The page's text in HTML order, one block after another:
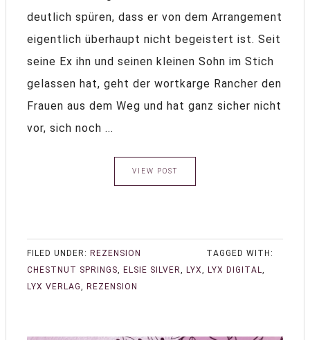
deutlich spüren, dass er von dem Arrangement
eigentlich überhaupt nicht begeistert ist. Seit
seine Ex ihn und seinen kleinen Sohn im Stich
gelassen hat, geht der wortkarge Rancher den
Frauen aus dem Weg und hat ganz sicher nicht
vor, sich noch ...
VIEW POST
FILED UNDER: REZENSION
TAGGED WITH:
CHESTNUT SPRINGS, ELSIE SILVER, LYX, LYX DIGITAL,
LYX VERLAG, REZENSION